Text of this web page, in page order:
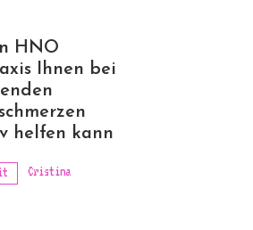
HNO
Ihnen bei
helfen kann
Cristina